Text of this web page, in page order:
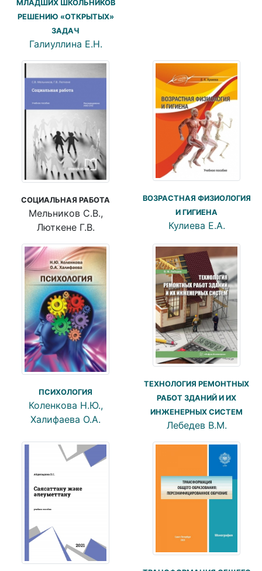
МЛАДШИХ ШКОЛЬНИКОВ
РЕШЕНИЮ «ОТКРЫТЫХ»
ЗАДАЧ
Галиуллина Е.Н.
СОЦИАЛЬНАЯ РАБОТА
Мельников С.В.,
Люткене Г.В.
ВОЗРАСТНАЯ ФИЗИОЛОГИЯ
И ГИГИЕНА
Кулиева Е.А.
ПСИХОЛОГИЯ
Коленкова Н.Ю.,
Халифаева О.А.
ТЕХНОЛОГИЯ РЕМОНТНЫХ
РАБОТ ЗДАНИЙ И ИХ
ИНЖЕНЕРНЫХ СИСТЕМ
Лебедев В.М.